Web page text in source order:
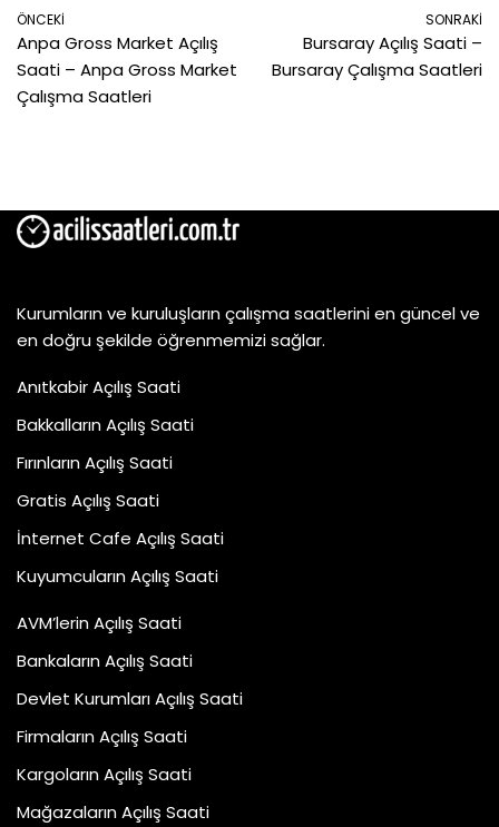
ÖNCEKI
Anpa Gross Market Açılış
Saati – Anpa Gross Market
Çalışma Saatleri
SONRAKI
Bursaray Açılış Saati –
Bursaray Çalışma Saatleri
Kurumların ve kuruluşların çalışma saatlerini en güncel ve
en doğru şekilde öğrenmemizi sağlar.
Anıtkabir Açılış Saati
Bakkalların Açılış Saati
Fırınların Açılış Saati
Gratis Açılış Saati
İnternet Cafe Açılış Saati
Kuyumcuların Açılış Saati
AVM’lerin Açılış Saati
Bankaların Açılış Saati
Devlet Kurumları Açılış Saati
Firmaların Açılış Saati
Kargoların Açılış Saati
Mağazaların Açılış Saati